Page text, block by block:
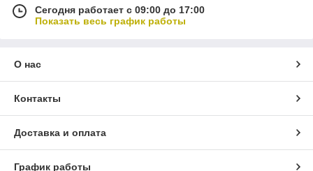
Сегодня работает с 09:00 до 17:00
Показать весь график работы
О нас
Контакты
Доставка и оплата
График работы